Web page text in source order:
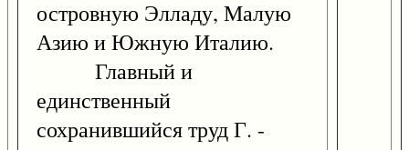
островную Элладу, Малую
Азию и Южную Италию.
Главный и
единственный
сохранившийся труд Г. -